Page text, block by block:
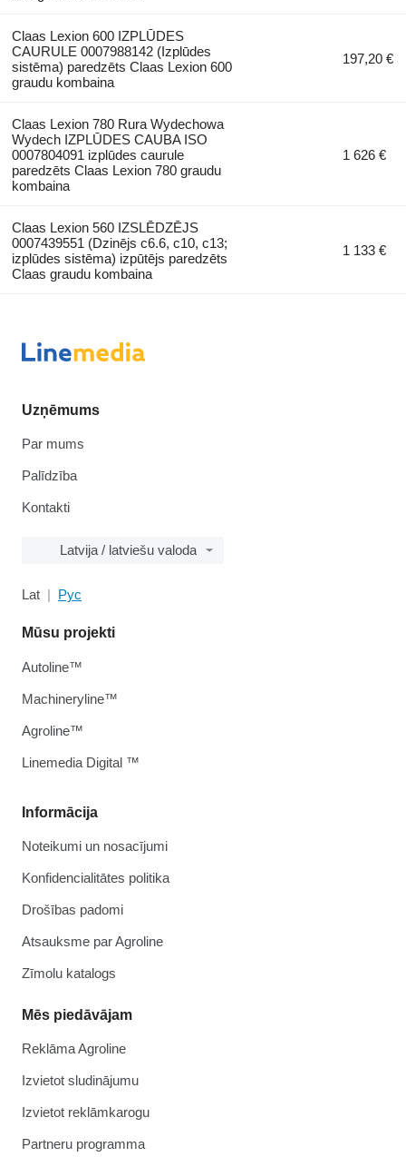
Claas Lexion 600 IZPLŪDES
CAURULE 0007988142 (Izplūdes
sistēma) paredzēts Claas Lexion 600
graudu kombaina
197,20 €
Claas Lexion 780 Rura Wydechowa
Wydech IZPLŪDES CAUBA ISO
0007804091 izplūdes caurule
paredzēts Claas Lexion 780 graudu
kombaina
1 626 €
Claas Lexion 560 IZSLĒDZĒJS
0007439551 (Dzinējs c6.6, c10, c13;
izplūdes sistēma) izpūtējs paredzēts
Claas graudu kombaina
1 133 €
Uzņēmums
Par mums
Palīdzība
Kontakti
Latvija / latviešu valoda
Lat Рус
Informācija
Noteikumi un nosacījumi
Konfidencialitātes politika
Drošības padomi
Atsauksme par Agroline
Zīmolu katalogs
Mēs piedāvājam
Reklāma Agroline
Izvietot sludinājumu
Izvietot reklāmkarogu
Partneru programma
Mūsu projekti
Autoline™
Machineryline™
Agroline™
Linemedia Digital ™